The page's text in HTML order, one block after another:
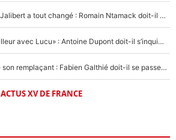
XV de France - Matthieu Jalibert a tout changé : Romain Ntamack doit-il s’inquiéter pour sa place à un an de la Coupe du monde ?
«Le XV de France est meilleur avec Lucu» : Antoine Dupont doit-il s’inquiéter pour sa place ?
Le XV de France a trouvé son remplaçant : Fabien Galthié doit-il se passer d'Antoine Dupont ?
ACTUS XV DE FRANCE